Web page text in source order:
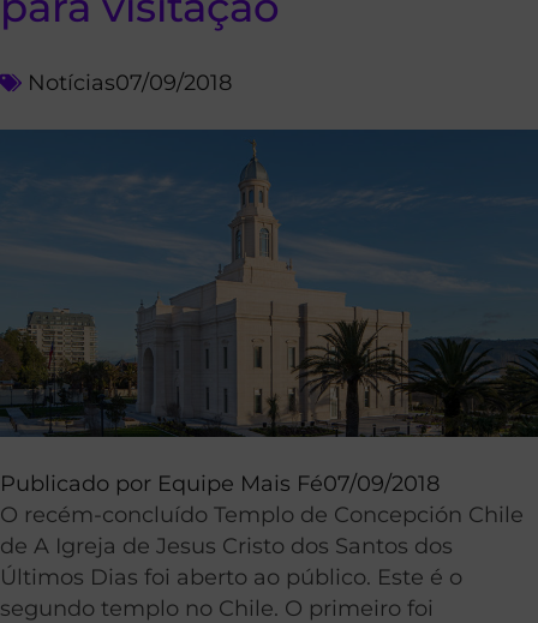
Notícias07/09/2018
Publicado por Equipe Mais Fé07/09/2018
O recém-concluído Templo de Concepción Chile
de A Igreja de Jesus Cristo dos Santos dos
Últimos Dias foi aberto ao público. Este é o
segundo templo no Chile. O primeiro foi